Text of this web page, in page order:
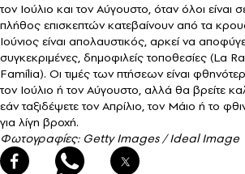
τον Ιούλιο και τον Αύγουστο, όταν όλοι είναι
πλήθος επισκεπτών κατεβαίνουν από τα
Ιούνιος είναι απολαυστικός, αρκεί να
συγκεκριμένες, δημοφιλείς τοποθεσίες (La
Família). Οι τιμές των πτήσεων είναι
τον Ιούλιο ή τον Αύγουστο, αλλά θα βρείτε
εάν ταξιδέψετε τον Απρίλιο, τον Μάιο ή το
για λίγη βροχή.
Φωτογραφίες: Getty Images / Ideal Image